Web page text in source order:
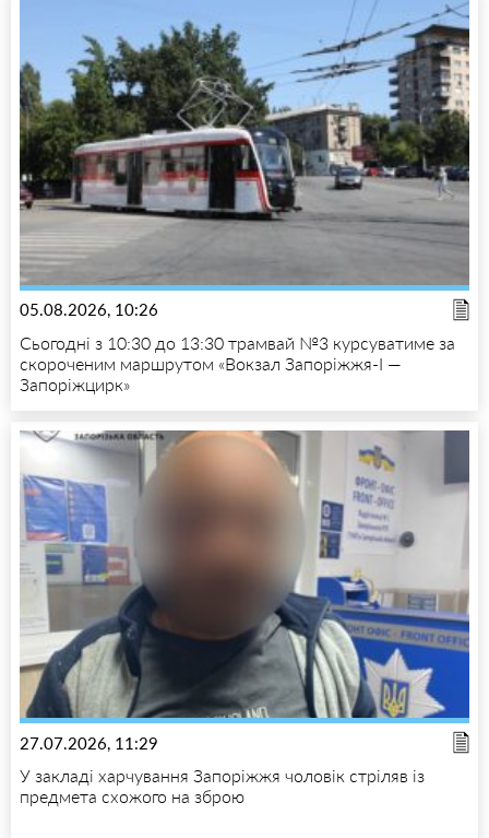
05.08.2026, 10:26
Сьогодні з 10:30 до 13:30 трамвай №3 курсуватиме за
скороченим маршрутом «Вокзал Запоріжжя-I —
Запоріжцирк»
27.07.2026, 11:29
У закладі харчування Запоріжжя чоловік стріляв із
предмета схожого на зброю